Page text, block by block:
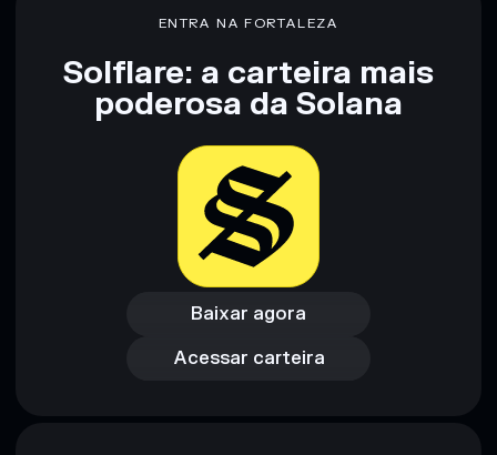
ENTRA NA FORTALEZA
Solflare: a carteira mais
poderosa da Solana
Baixar agora
Baixar agora
Acessar carteira
Acessar carteira